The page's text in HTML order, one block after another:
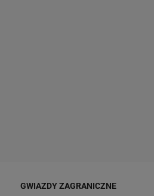
GWIAZDY ZAGRANICZNE